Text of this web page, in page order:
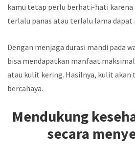
kamu tetap perlu berhati-hati karena
terlalu panas atau terlalu lama
Dengan menjaga durasi mandi pada
bisa mendapatkan manfaat
atau kulit kering. Hasilnya, kulit
bercahaya.
Mendukung
secara